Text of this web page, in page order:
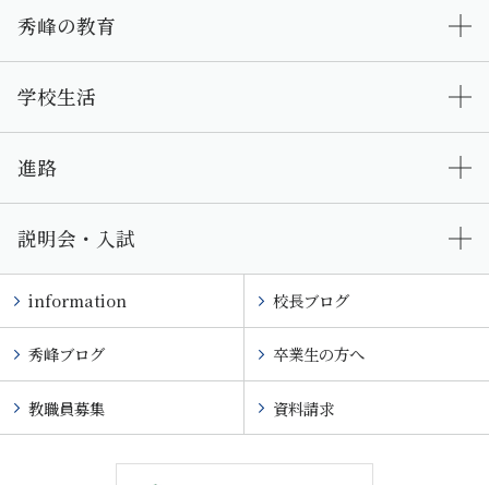
秀峰の教育
学校生活
進路
説明会・入試
information 校長ブログ
秀峰ブログ 卒業生の方へ
教職員募集 資料請求